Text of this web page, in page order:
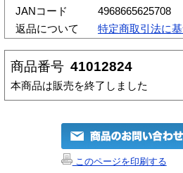
JANコード
4968665625708
返品について
特定商取引法に
商品番号 41012824
本商品は販売を終了しました
このページを印刷する